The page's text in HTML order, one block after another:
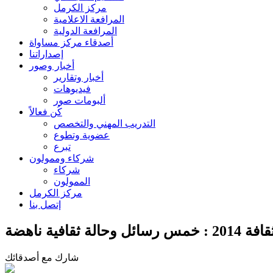
مركز الكرمل
المرافعة الاعلامية
المرافعة الدولية
أصدقاء مركز مساواة
إصداراتنا
أخبار وصور
أخبار وتقارير
فيديوهات
ألبومات صور
كُن فعالاً
التدريب المهني والتخصص
عضوية وتطوع
تبرع
شركاء وممولون
شركاء
الممولون
مركز الكرمل
إتصل بنا
شارك مع أصدقائك